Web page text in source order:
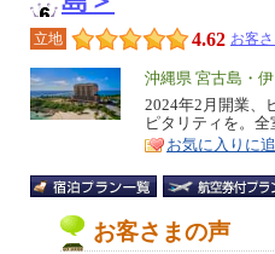
立地 4.62 お客
エ
リ
ア
沖縄県 宮古島・
特
徴
2024年2月開業、
ピタリティを。
お気に入りに
お客さまの声